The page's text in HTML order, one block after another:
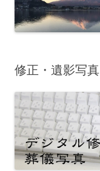
修正・遺影写真